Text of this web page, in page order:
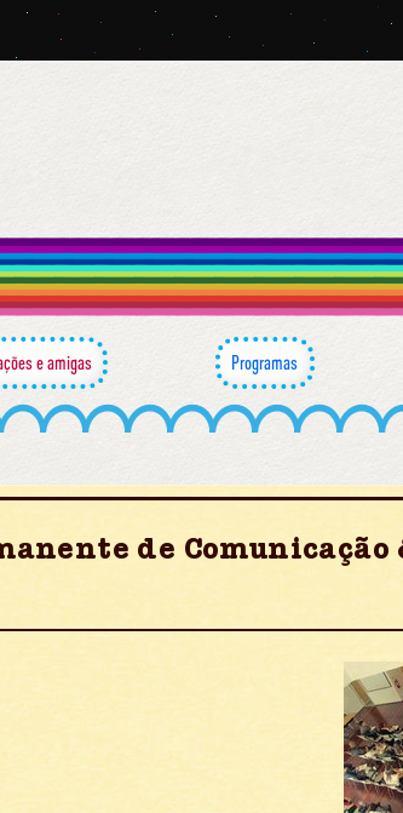
e amigas Programas
de Comunicação